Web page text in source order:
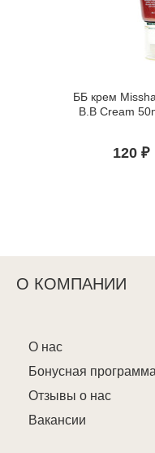
ББ крем
B.B Cream
120 ₽
О КОМПАНИИ
О нас
Бонусная
Отзывы о нас
Вакансии